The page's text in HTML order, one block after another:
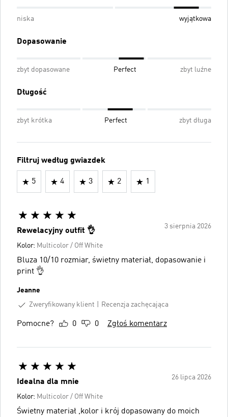
niska wyjątkowa
Dopasowanie
zbyt dopasowane Perfect zbyt luźne
Długość
zbyt krótka Perfect zbyt długa
Filtruj według gwiazdek
5 4 3 2 1
3 sierpnia 2026
Rewelacyjny outfit 👌
Kolor: Multicolor / Off White
Bluza 10/10 rozmiar, świetny materiał, dopasowanie i
print 👌
Jeanne
Zweryfikowany klient
Recenzja zachęcająca
Pomocne? 0 0 Zgłoś komentarz
26 lipca 2026
Idealna dla mnie
Kolor: Multicolor / Off White
Świetny materiał ,kolor i krój dopasowany do moich